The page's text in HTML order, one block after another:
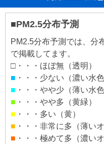
■PM2.5分布予測
PM2.5分布予測では、分
で掲載してます。
□・・・ほぼ無（透明）
■ ・・・少ない（濃い水色
■ ・・・やや少（薄い水色
■ ・・・やや多（黄緑）
■ ・・・多い（黄）
■ ・・・非常に多（薄い
■ ・・・極めて多（濃い